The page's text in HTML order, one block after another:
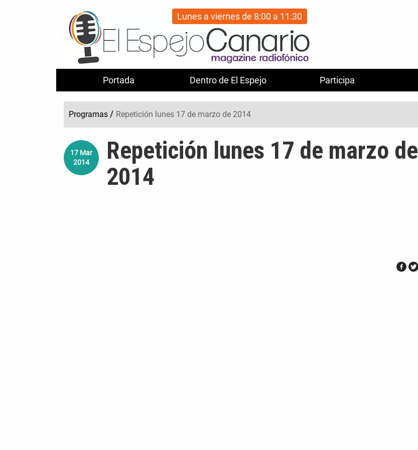
Portada Dentro de El Espejo Participa
Lunes a viernes de 8:00 a 11:30
Programas / Repetición lunes 17 de marzo de 2014
17 Mar
2014
Repetición lunes 17 de marzo de
2014